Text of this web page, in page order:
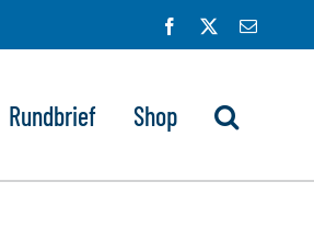
Facebook
E-
Rundbrief Shop